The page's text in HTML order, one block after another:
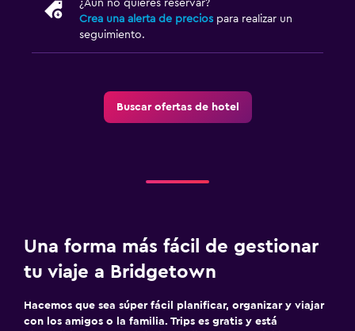
Servicio de habitaciones
Recepción 24 horas
Muebles de exterior
Área de picnic
Terraza/patio
¿Aún no quieres reservar?
Crea una alerta de precios para realizar un
seguimiento.
Buscar ofertas de hotel
Una forma más fácil de gestionar
tu viaje a Bridgetown
Hacemos que sea súper fácil planificar, organizar y viajar
con los amigos o la familia. Trips es gratis y está